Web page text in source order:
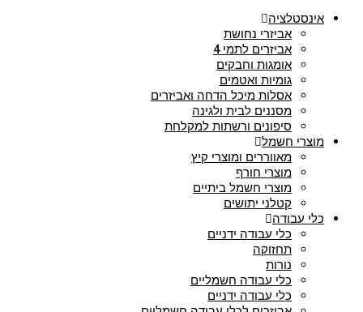
אינסטלציה
אביזרי נחושת
אביזרים לתמי 4
אומגות וחבקים
גומיות ואטמים
אסלות מיכל הדחה ואביזרים
מסננים לבית ולגינה
סיפונים ורשתות למקלחת
מוצרי חשמל
מאווררים ומוצרי קיץ
מוצרי חורף
מוצרי חשמל ביתיים
קטלני יתושים
כלי עבודה
כלי עבודה ידניים
תחזוקה
נורות
כלי עבודה חשמליים
כלי עבודה ידניים